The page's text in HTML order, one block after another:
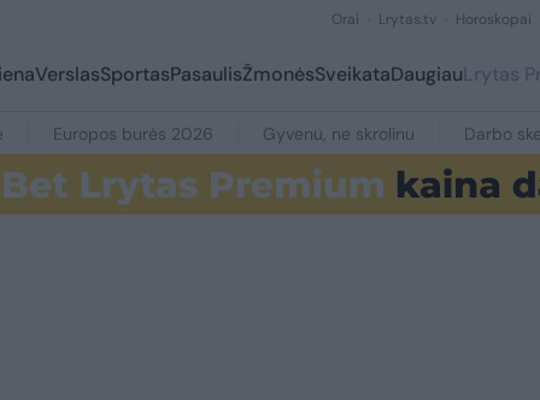
Orai Lrytas.tv Horoskopai
VerslasSportasPasaulisŽmonėsSveikataDaugiauLrytas
Europos burės 2026 Gyvenu, ne skrolinu Darbo